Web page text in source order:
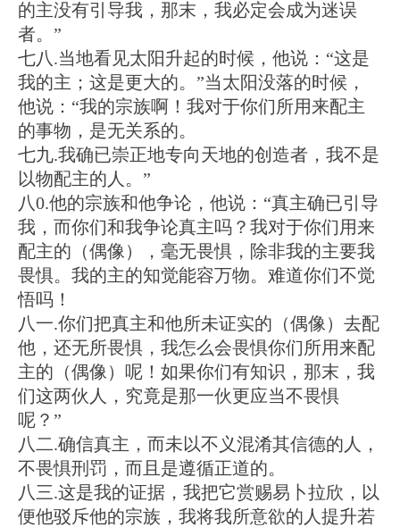
的主没有引导我，那末，我必定会成为迷误
者。”
七八.当地看见太阳升起的时候，他说：“这是
我的主；这是更大的。”当太阳没落的时候，
他说：“我的宗族啊！我对于你们所用来配主
的事物，是无关系的。
七九.我确已崇正地专向天地的创造者，我不是
以物配主的人。”
八0.他的宗族和他争论，他说：“真主确已引导
我，而你们和我争论真主吗？我对于你们用来
配主的（偶像），毫无畏惧，除非我的主要我
畏惧。我的主的知觉能容万物。难道你们不觉
悟吗！
八一.你们把真主和他所未证实的（偶像）去配
他，还无所畏惧，我怎么会畏惧你们所用来配
主的（偶像）呢！如果你们有知识，那末，我
们这两伙人，究竟是那一伙更应当不畏惧
呢？”
八二.确信真主，而未以不义混淆其信德的人，
不畏惧刑罚，而且是遵循正道的。
八三.这是我的证据，我把它赏赐易卜拉欣，以
便他驳斥他的宗族，我将我所意欲的人提升若